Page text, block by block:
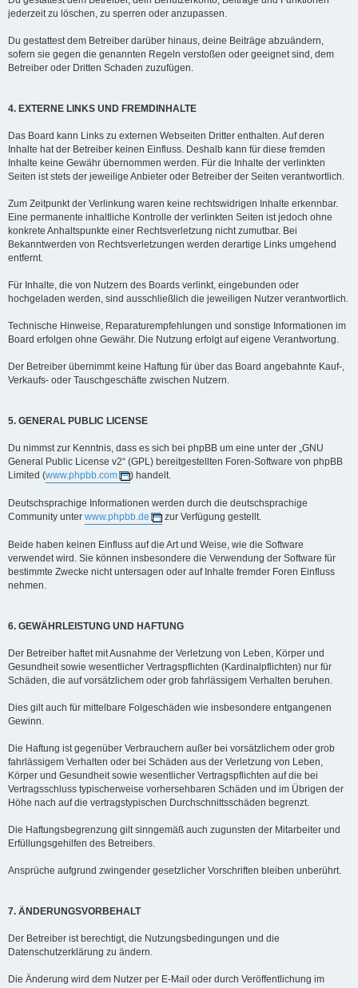
jederzeit zu löschen, zu sperren oder anzupassen.
Du gestattest dem Betreiber darüber hinaus, deine Beiträge abzuändern,
sofern sie gegen die genannten Regeln verstoßen oder geeignet sind, dem
Betreiber oder Dritten Schaden zuzufügen.
4. EXTERNE LINKS UND FREMDINHALTE
Das Board kann Links zu externen Webseiten Dritter enthalten. Auf deren
Inhalte hat der Betreiber keinen Einfluss. Deshalb kann für diese fremden
Inhalte keine Gewähr übernommen werden. Für die Inhalte der verlinkten
Seiten ist stets der jeweilige Anbieter oder Betreiber der Seiten verantwortlich.
Zum Zeitpunkt der Verlinkung waren keine rechtswidrigen Inhalte erkennbar.
Eine permanente inhaltliche Kontrolle der verlinkten Seiten ist jedoch ohne
konkrete Anhaltspunkte einer Rechtsverletzung nicht zumutbar. Bei
Bekanntwerden von Rechtsverletzungen werden derartige Links umgehend
entfernt.
Für Inhalte, die von Nutzern des Boards verlinkt, eingebunden oder
hochgeladen werden, sind ausschließlich die jeweiligen Nutzer verantwortlich.
Technische Hinweise, Reparaturempfehlungen und sonstige Informationen im
Board erfolgen ohne Gewähr. Die Nutzung erfolgt auf eigene Verantwortung.
Der Betreiber übernimmt keine Haftung für über das Board angebahnte Kauf-,
Verkaufs- oder Tauschgeschäfte zwischen Nutzern.
5. GENERAL PUBLIC LICENSE
Du nimmst zur Kenntnis, dass es sich bei phpBB um eine unter der „GNU
General Public License v2“ (GPL) bereitgestellten Foren-Software von phpBB
Limited (www.phpbb.com ) handelt.
Deutschsprachige Informationen werden durch die deutschsprachige
Community unter www.phpbb.de zur Verfügung gestellt.
Beide haben keinen Einfluss auf die Art und Weise, wie die Software
verwendet wird. Sie können insbesondere die Verwendung der Software für
bestimmte Zwecke nicht untersagen oder auf Inhalte fremder Foren Einfluss
nehmen.
6. GEWÄHRLEISTUNG UND HAFTUNG
Der Betreiber haftet mit Ausnahme der Verletzung von Leben, Körper und
Gesundheit sowie wesentlicher Vertragspflichten (Kardinalpflichten) nur für
Schäden, die auf vorsätzlichem oder grob fahrlässigem Verhalten beruhen.
Dies gilt auch für mittelbare Folgeschäden wie insbesondere entgangenen
Gewinn.
Die Haftung ist gegenüber Verbrauchern außer bei vorsätzlichem oder grob
fahrlässigem Verhalten oder bei Schäden aus der Verletzung von Leben,
Körper und Gesundheit sowie wesentlicher Vertragspflichten auf die bei
Vertragsschluss typischerweise vorhersehbaren Schäden und im Übrigen der
Höhe nach auf die vertragstypischen Durchschnittsschäden begrenzt.
Die Haftungsbegrenzung gilt sinngemäß auch zugunsten der Mitarbeiter und
Erfüllungsgehilfen des Betreibers.
Ansprüche aufgrund zwingender gesetzlicher Vorschriften bleiben unberührt.
7. ÄNDERUNGSVORBEHALT
Der Betreiber ist berechtigt, die Nutzungsbedingungen und die
Datenschutzerklärung zu ändern.
Die Änderung wird dem Nutzer per E-Mail oder durch Veröffentlichung im